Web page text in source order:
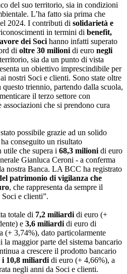
del suo territorio, sia in condizioni
L’ha fatto sia prima che
2024. I contributi di solidarietà e
in termini di benefit,
dei Soci hanno infatti superato
di oltre 30 milioni di euro negli
sia da un punto di vista
un obiettivo imprescindibile per
nostri Soci e clienti. Sono state oltre
triennio, partendo dalla scuola,
il terzo settore con
che si prendono cura
possibile grazie ad un solido
conseguito un risultato
utile che supera i 68,3 milioni di euro
Gianluca Ceroni - a conferma
nostra Banca. LA BCC ha registrato
patrimonio di vigilanza che
, che rappresenta da sempre il
e clienti”.
totale di 7,2 miliardi di euro (+
e 3,6 miliardi di euro di
(+ 3,74%), dato particolarmente
maggior parte del sistema bancario
a crescere il prodotto bancario
i 10,8 miliardi di euro (+ 4,66%), a
negli anni da Soci e clienti.